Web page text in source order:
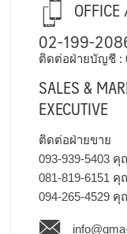
02-199-
ติดต่อฝ่ายบัญชี :
SALES &
EXECUTIVE
ติดต่อฝ่ายขาย
093-939-5403คุ
081-819-6151 คุ
094-265-4529คุ